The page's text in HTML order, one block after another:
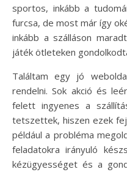
sportos, inkább a
furcsa, de most már így
inkább a szálláson
játék ötleteken
Találtam egy jó
rendelni. Sok akció és
felett ingyenes a
tetszettek, hiszen ezek
például a probléma
feladatokra irányuló
kézügyességet és a